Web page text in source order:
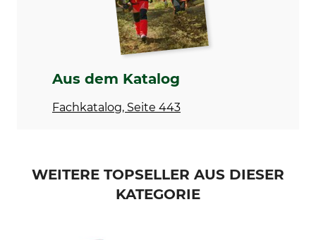
Aus dem Katalog
Fachkatalog, Seite 443
WEITERE TOPSELLER AUS DIESER
KATEGORIE